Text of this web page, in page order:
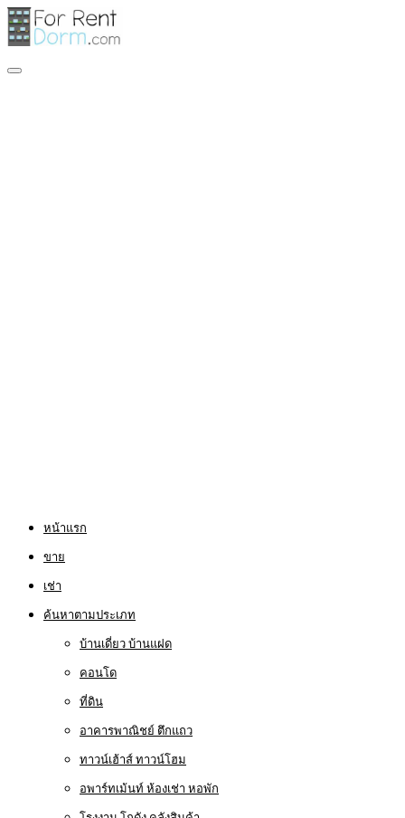
หน้าแรก
ขาย
เช่า
ค้นหาตามประเภท
บ้านเดี่ยว บ้านแฝด
คอนโด
ที่ดิน
อาคารพาณิชย์ ตึกแถว
ทาวน์เฮ้าส์ ทาวน์โฮม
อพาร์ทเม้นท์ ห้องเช่า หอพัก